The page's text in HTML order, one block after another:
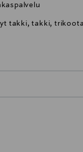
takki, takki,